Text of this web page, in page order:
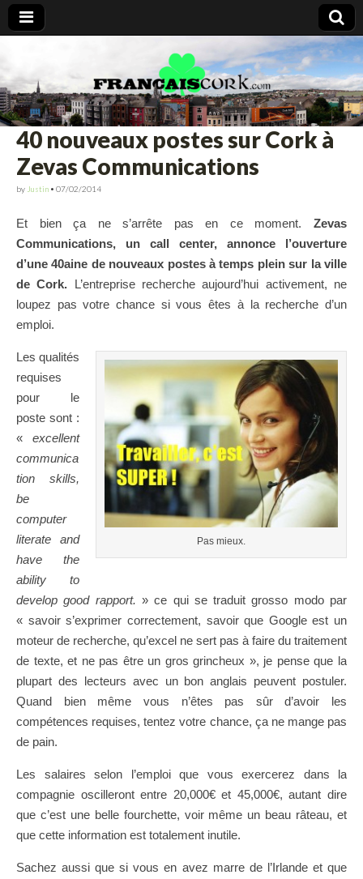
Francais Cork
40 nouveaux postes sur Cork à
Zevas Communications
by Justin • 07/02/2014
Et bien ça ne s’arrête pas en ce moment. Zevas
Communications, un call center, annonce l’ouverture
d’une 40aine de nouveaux postes à temps plein sur la ville
de Cork. L’entreprise recherche aujourd’hui activement, ne
loupez pas votre chance si vous êtes à la recherche d’un
emploi.
Pas mieux.
Les qualités
requises
pour le
poste sont :
« excellent
communica
tion skills,
be
computer
literate and
have the
ability to
develop good rapport. » ce qui se traduit grosso modo par
« savoir s’exprimer correctement, savoir que Google est un
moteur de recherche, qu’excel ne sert pas à faire du traitement
de texte, et ne pas être un gros grincheux », je pense que la
plupart des lecteurs avec un bon anglais peuvent postuler.
Quand bien même vous n’êtes pas sûr d’avoir les
compétences requises, tentez votre chance, ça ne mange pas
de pain.
Les salaires selon l’emploi que vous exercerez dans la
compagnie oscilleront entre 20,000€ et 45,000€, autant dire
que c’est une belle fourchette, voir même un beau râteau, et
que cette information est totalement inutile.
Sachez aussi que si vous en avez marre de l’Irlande et que